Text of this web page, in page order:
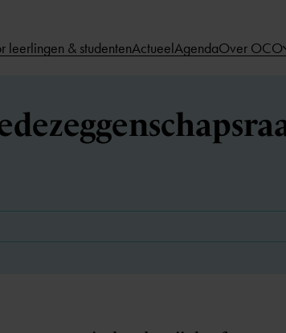
leerlingen & studentenActueelAgendaOver OCO